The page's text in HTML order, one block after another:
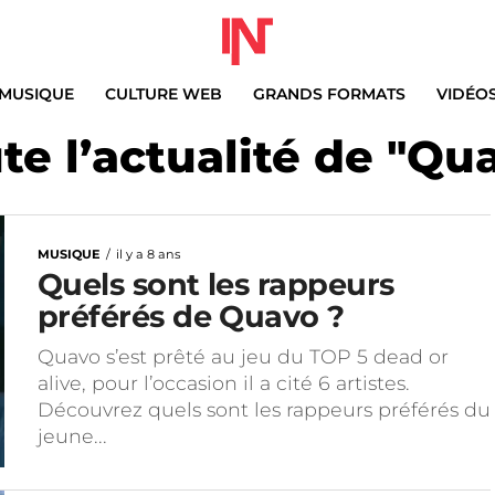
CULTURE WEB GRANDS FORMATS
l’actualité de
MUSIQUE il y a 8 ans
Quels sont les rappeurs
préférés de Quavo ?
Quavo s’est prêté au jeu du TOP 5 dead or
alive, pour l’occasion il a cité 6 artistes.
Découvrez quels sont les rappeurs préférés du
jeune...